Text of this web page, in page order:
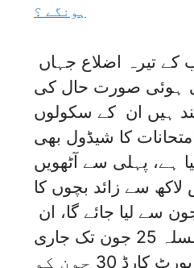
کے تیرہ اضلاع جہاں
ہوئی صورت حال کی
ہیں ان کے سکولوں
کا شیڈول بھی
ہے، پہلی سے آٹھویں
سے زائد بچوں کا
7 جون سے لیا جائے گا، ان
امتحانات کا سلسلہ 25 جون تک جاری
رہے گا، اور رپورٹ کارڈ 30 جون کو